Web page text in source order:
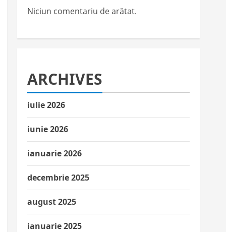
Niciun comentariu de arătat.
ARCHIVES
iulie 2026
iunie 2026
ianuarie 2026
decembrie 2025
august 2025
ianuarie 2025